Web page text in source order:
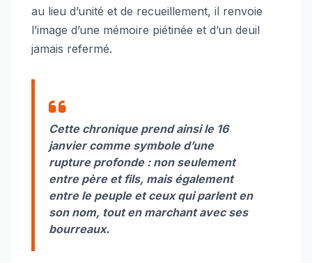
au lieu d’unité et de recueillement, il renvoie
l’image d’une mémoire piétinée et d’un deuil
jamais refermé.
Cette chronique prend ainsi le 16
janvier comme symbole d’une
rupture profonde : non seulement
entre père et fils, mais également
entre le peuple et ceux qui parlent en
son nom, tout en marchant avec ses
bourreaux.